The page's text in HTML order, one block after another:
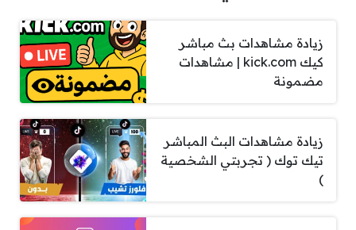
زيادة مشاهدات بث مباشر
كيك kick.com | مشاهدات
مضمونة
زيادة مشاهدات البث المباشر
تيك توك ( تجربتي الشخصية
)